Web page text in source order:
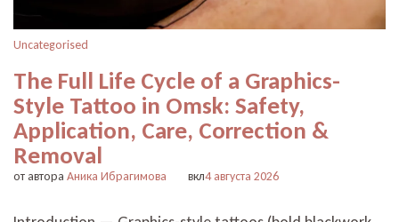
Uncategorised
The Full Life Cycle of a Graphics-
Style Tattoo in Omsk: Safety,
Application, Care, Correction &
Removal
от автора Аника Ибрагимова вкл4 августа 2026